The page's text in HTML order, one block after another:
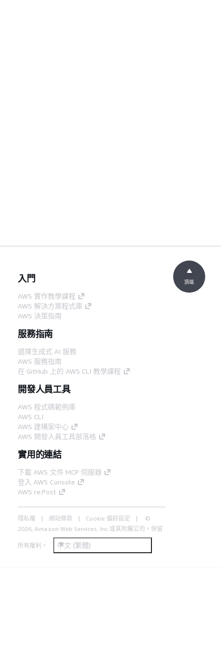
入門
AWS 實作教學課程
AWS 解決方案程式庫
AWS 決策指南
服務指南
選擇生成式 AI 服務
AWS 服務指南
在 GitHub 上的 AWS CLI 教學課程
開發人員工具
AWS 程式碼範例庫
AWS CLI
AWS 建構家中心
AWS 開發人員工具部落格
實用的連結
下載 AWS 文件 MCP 伺服器
登入 AWS Console
AWS re:Post
隱私權 網站條款 Cookie 偏好設定
©
2026, Amazon Web Services, Inc.或其附屬公司。保留
所有權利。 中文 (繁體)
頂端